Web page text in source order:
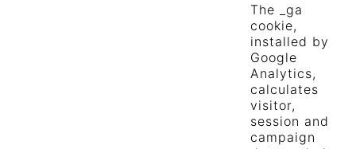
The _ga
cookie,
installed by
Google
Analytics,
calculates
visitor,
session and
campaign